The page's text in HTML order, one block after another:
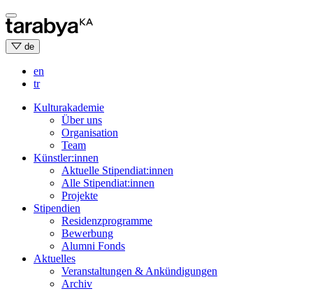
Skip
to
content
de
en
tr
Kulturakademie
Über uns
Organisation
Team
Künstler:innen
Aktuelle Stipendiat:innen
Alle Stipendiat:innen
Projekte
Stipendien
Residenzprogramme
Bewerbung
Alumni Fonds
Aktuelles
Veranstaltungen & Ankündigungen
Archiv